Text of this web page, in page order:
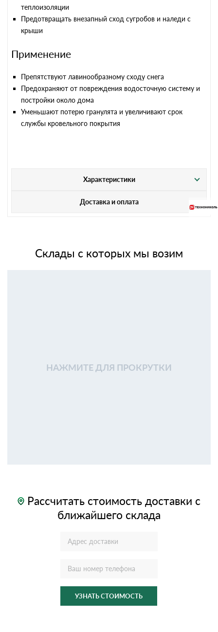
теплоизоляции
Предотвращать внезапный сход сугробов и наледи с
крыши
Применение
Препятствуют лавинообразному сходу снега
Предохраняют от повреждения водосточную систему и
постройки около дома
Уменьшают потерю гранулята и увеличивают срок
службы кровельного покрытия
Характеристики
Доставка и оплата
Склады с которых мы возим
НАЖМИТЕ ДЛЯ ПРОКРУТКИ
Рассчитать стоимость доставки с
ближайшего склада
УЗНАТЬ СТОИМОСТЬ